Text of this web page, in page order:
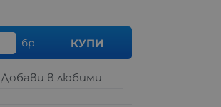
бр. КУПИ
Добави в любими